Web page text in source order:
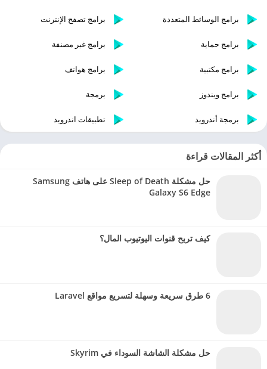
برامج الوسائط المتعددة برامج تصفح الإنترنت
برامج حماية برامج غير مصنفة
برامج مكتبية برامج هواتف
برامج ويندوز برمجة
برمجة أندرويد تطبيقات اندرويد
أكثر المقالات قراءة
حل مشكلة Sleep of Death على هاتف Samsung
Galaxy S6 Edge
كيف تربح قنوات اليوتيوب المال؟
6 طرق سريعة وسهلة لتسريع مواقع Laravel
حل مشكلة الشاشة السوداء في Skyrim